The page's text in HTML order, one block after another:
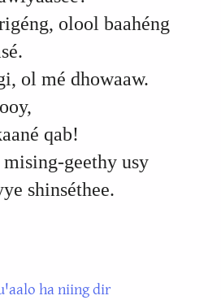
olool baahéng
ol mé dhowaaw.
qab!
geethy usy
shinséthee.
ha niing dir